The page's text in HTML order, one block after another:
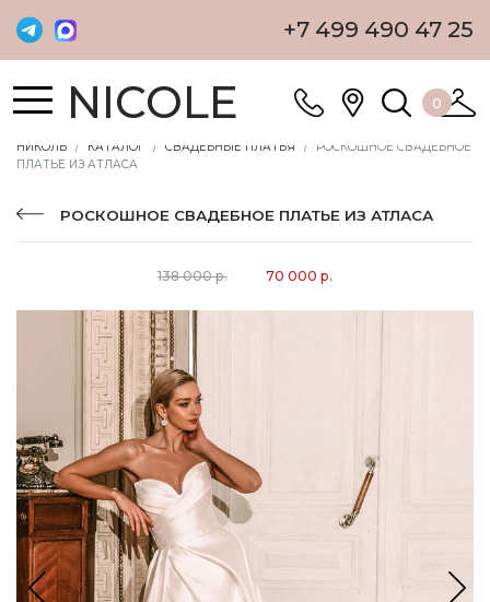
+7 499 490 47 25
NICOLE 0
НИКОЛЬ КАТАЛОГ СВАДЕБНЫЕ ПЛАТЬЯ
РОСКОШНОЕ СВАДЕБНОЕ
ПЛАТЬЕ ИЗ АТЛАСА
РОСКОШНОЕ СВАДЕБНОЕ ПЛАТЬЕ ИЗ АТЛАСА
138 000 р. 70 000 р.